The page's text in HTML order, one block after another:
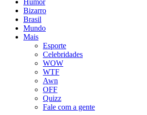
Humor
Bizarro
Brasil
Mundo
Mais
Esporte
Celebridades
WOW
WTF
Awn
OFF
Quizz
Fale com a gente